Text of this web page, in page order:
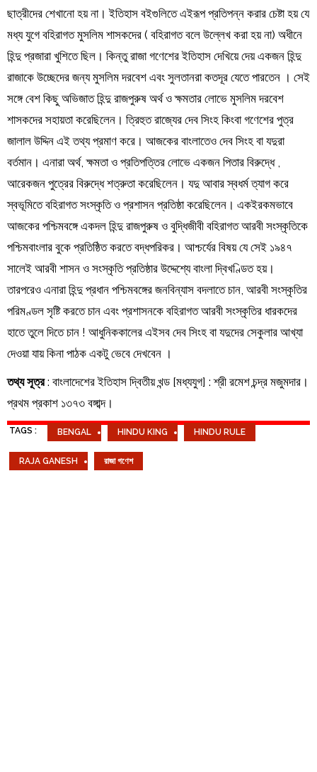
ছাত্রীদের শেখানো হয় না। ইতিহাস বইগুলিতে এইরূপ প্রতিপন্ন করার চেষ্টা হয় যে
মধ্য যুগে বহিরাগত মুসলিম শাসকদের ( বহিরাগত বলে উল্লেখ করা হয় না) অধীনে
হিন্দু প্রজারা খুশিতে ছিল। কিন্তু রাজা গণেশের ইতিহাস দেখিয়ে দেয় একজন হিন্দু
রাজাকে উচ্ছেদের জন্য মুসলিম দরবেশ এবং সুলতানরা কতদূর যেতে পারতেন । সেই
সঙ্গে বেশ কিছু অভিজাত হিন্দু রাজপুরুষ অর্থ ও ক্ষমতার লোভে মুসলিম দরবেশ
শাসকদের সহায়তা করেছিলেন। ত্রিহুত রাজ্যের দেব সিংহ কিংবা গণেশের পুত্র
জালাল উদ্দিন এই তথ্য প্রমাণ করে। আজকের বাংলাতেও দেব সিংহ বা যদুরা
বর্তমান। এনারা অর্থ, ক্ষমতা ও প্রতিপত্তির লোভে একজন পিতার বিরুদ্ধে ,
আরেকজন পুত্রের বিরুদ্ধে শত্রুতা করেছিলেন। যদু আবার স্বধর্ম ত্যাগ করে
স্বভূমিতে বহিরাগত সংস্কৃতি ও প্রশাসন প্রতিষ্ঠা করেছিলেন। একইরকমভাবে
আজকের পশ্চিমবঙ্গে একদল হিন্দু রাজপুরুষ ও বুদ্ধিজীবী বহিরাগত আরবী সংস্কৃতিকে
পশ্চিমবাংলার বুকে প্রতিষ্ঠিত করতে বদ্ধপরিকর। আশ্চর্যের বিষয় যে সেই ১৯৪৭
সালেই আরবী শাসন ও সংস্কৃতি প্রতিষ্ঠার উদ্দেশ্যে বাংলা দ্বিখণ্ডিত হয়।
তারপরেও এনারা হিন্দু প্রধান পশ্চিমবঙ্গের জনবিন্যাস বদলাতে চান, আরবী সংস্কৃতির
পরিমণ্ডল সৃষ্টি করতে চান এবং প্রশাসনকে বহিরাগত আরবী সংস্কৃতির ধারকদের
হাতে তুলে দিতে চান ! আধুনিককালের এইসব দেব সিংহ বা যদুদের সেকুলার আখ্যা
দেওয়া যায় কিনা পাঠক একটু ভেবে দেখবেন ।
তথ্য সূত্র: বাংলাদেশের ইতিহাস দ্বিতীয় খন্ড [মধ্যযুগ] : শ্রী রমেশ চন্দ্র মজুমদার।
প্রথম প্রকাশ ১৩৭৩ বঙ্গাব্দ।
TAGS : BENGAL HINDU KING HINDU RULE
RAJA GANESH রাজা গণেশ